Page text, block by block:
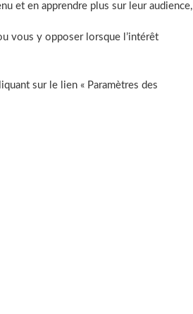
Cependant
et en apprendre plus sur leur audience,
vous y opposer lorsque l’intérêt
sur le lien « Paramètres des